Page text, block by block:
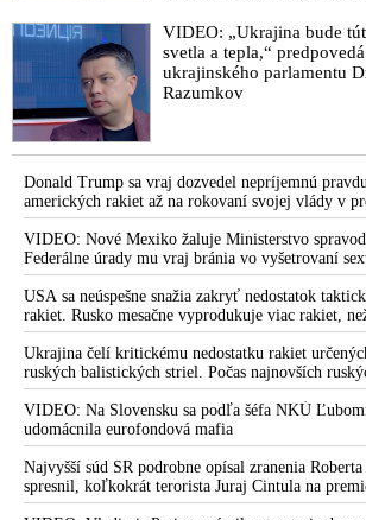
že USA Ukrajine nedodajú
systémy Patriot
VIDEO: „Ukrajina bude
svetla a tepla,“
ukrajinského parlamentu
Razumkov
Donald Trump sa vraj dozvedel nepríjemnú
amerických rakiet až na rokovaní svojej vlády v
Camp David v Marylande, a preto musel odložiť
Irán. Prezident USA sa pre to údajne pohádal so
bol presvedčený o opaku
VIDEO: Nové Mexiko žaluje Ministerstvo
Federálne úrady mu vraj bránia vo vyšetrovaní
organizátora pedofilnej siete Jeffreyho Epsteina.
dve dievčatá zo zahraničia, ktoré boli uškrtené
fetišistického sexu, pochovali v blízkosti jeho
štáte
USA sa neúspešne snažia zakryť nedostatok
rakiet. Rusko mesačne vyprodukuje viac rakiet,
všetci producenti systémov Patriot dohromady
Ukrajina čelí kritickému nedostatku rakiet
ruských balistických striel. Počas najnovších
nepodarilo zostreliť ani jednu. Volodymyr
prostredníctvom NATO zabezpečiť ich dodávky
VIDEO: Na Slovensku sa podľa šéfa NKÚ
udomácnila eurofondová mafia
Najvyšší súd SR podrobne opísal zranenia
spresnil, koľkokrát terorista Juraj Cintula na